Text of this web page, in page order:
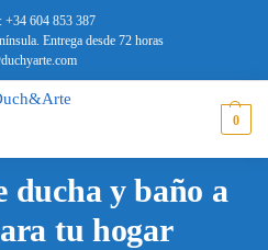
+34 604 853 387
Entrega desde 72 horas
0
ducha y baño a
tu hogar